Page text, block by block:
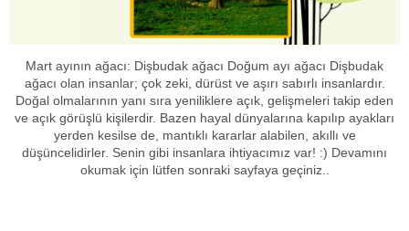
Mart ayının ağacı: Dişbudak ağacı Doğum ayı ağacı Dişbudak
ağacı olan insanlar; çok zeki, dürüst ve aşırı sabırlı insanlardır.
Doğal olmalarının yanı sıra yeniliklere açık, gelişmeleri takip eden
ve açık görüşlü kişilerdir. Bazen hayal dünyalarına kapılıp ayakları
yerden kesilse de, mantıklı kararlar alabilen, akıllı ve
düşüncelidirler. Senin gibi insanlara ihtiyacımız var! :) Devamını
okumak için lütfen sonraki sayfaya geçiniz..